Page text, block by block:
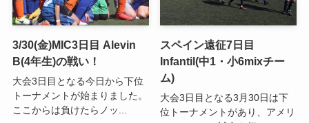
3/30(金)MIC3日目 Alevin
B(4年生)の戦い！
大会3日目となる今日から下位
トーナメントが始まりました。
ここからは負けたらノッ...
スペイン遠征7日目
Infantil(中1・小6mixチー
ム)
大会3日目となる3月30日は下
位トーナメントがあり、アメリ